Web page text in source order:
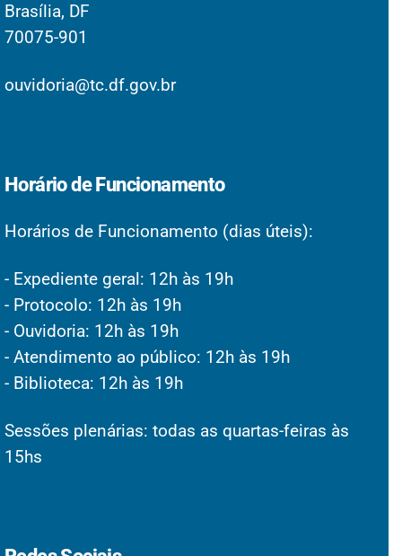
Brasília, DF
70075-901
ouvidoria@tc.df.gov.br
Horário de Funcionamento
Horários de Funcionamento (dias úteis):
- Expediente geral: 12h às 19h
- Protocolo: 12h às 19h
- Ouvidoria: 12h às 19h
- Atendimento ao público: 12h às 19h
- Biblioteca: 12h às 19h
Sessões plenárias: todas as quartas-feiras às
15hs